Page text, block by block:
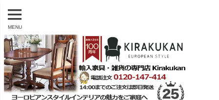
MENU